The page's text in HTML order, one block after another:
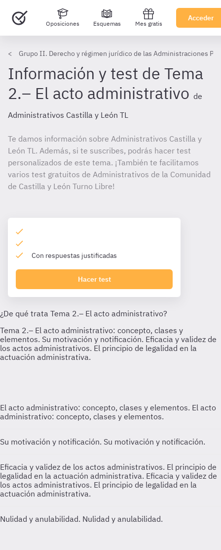
Oposiciones Esquemas Mes gratis
Acceder
Grupo II. Derecho y régimen jurídico de las Administraciones
Información y test de Tema
2.– El acto administrativo de
Administrativos Castilla y León TL
Te damos información sobre Administrativos Castilla y
León TL. Además, si te suscribes, podrás hacer test
personalizados de este tema. ¡También te facilitamos
varios test gratuitos de Administrativos de la Comunidad
de Castilla y León Turno Libre!
Con respuestas justificadas
Hacer test
El acto administrativo: concepto, clases y elementos. El acto
administrativo: concepto, clases y elementos.
Su motivación y notificación. Su motivación y notificación.
Eficacia y validez de los actos administrativos. El principio de
legalidad en la actuación administrativa. Eficacia y validez de
los actos administrativos. El principio de legalidad en la
actuación administrativa.
Nulidad y anulabilidad. Nulidad y anulabilidad.